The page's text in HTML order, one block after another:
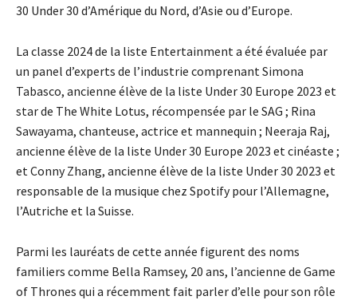
30 Under 30 d’Amérique du Nord, d’Asie ou d’Europe.
La classe 2024 de la liste Entertainment a été évaluée par
un panel d’experts de l’industrie comprenant Simona
Tabasco, ancienne élève de la liste Under 30 Europe 2023 et
star de The White Lotus, récompensée par le SAG ; Rina
Sawayama, chanteuse, actrice et mannequin ; Neeraja Raj,
ancienne élève de la liste Under 30 Europe 2023 et cinéaste ;
et Conny Zhang, ancienne élève de la liste Under 30 2023 et
responsable de la musique chez Spotify pour l’Allemagne,
l’Autriche et la Suisse.
Parmi les lauréats de cette année figurent des noms
familiers comme Bella Ramsey, 20 ans, l’ancienne de Game
of Thrones qui a récemment fait parler d’elle pour son rôle